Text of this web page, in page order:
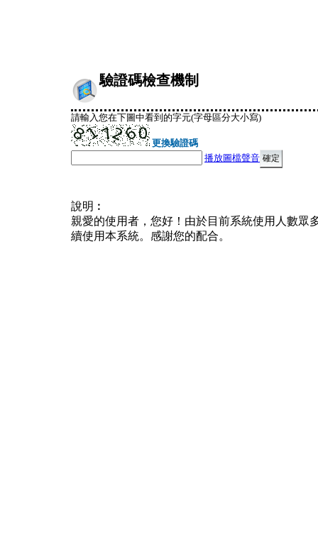
驗證碼檢查機制
請輸入您在下圖中看到的字元(字母區分大小寫)
更換驗證碼
播放圖檔聲音
說明︰
親愛的使用者，您好！由於目前系統使用人數眾
續使用本系統。感謝您的配合。